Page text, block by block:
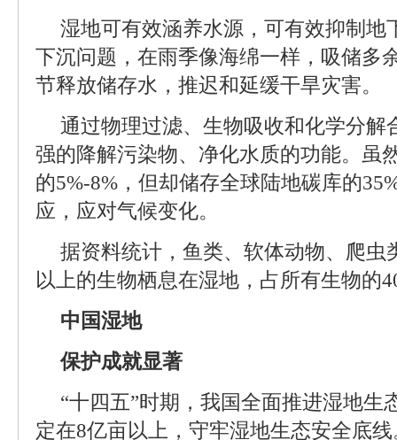
湿地可有效涵养水源，可有效抑制地
下沉问题，在雨季像海绵一样，吸储多
节释放储存水，推迟和延缓干旱灾害。
通过物理过滤、生物吸收和化学分解
强的降解污染物、净化水质的功能。虽
的5%-8%，但却储存全球陆地碳库的
应，应对气候变化。
据资料统计，鱼类、软体动物、爬虫
以上的生物栖息在湿地，占所有生物的
中国湿地
保护成就显著
“十四五”时期，我国全面推进湿地生
定在8亿亩以上，守牢湿地生态安全底